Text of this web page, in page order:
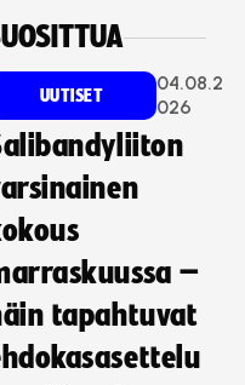
UUTISET
04.08.2
026
–
tapahtuvat